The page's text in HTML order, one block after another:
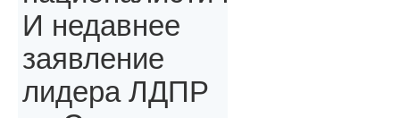
И недавнее
заявление
лидера ЛДПР